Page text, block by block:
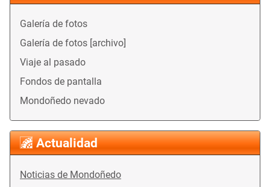
Galería de fotos
Galería de fotos [archivo]
Viaje al pasado
Fondos de pantalla
Mondoñedo nevado
Actualidad
Noticias de Mondoñedo